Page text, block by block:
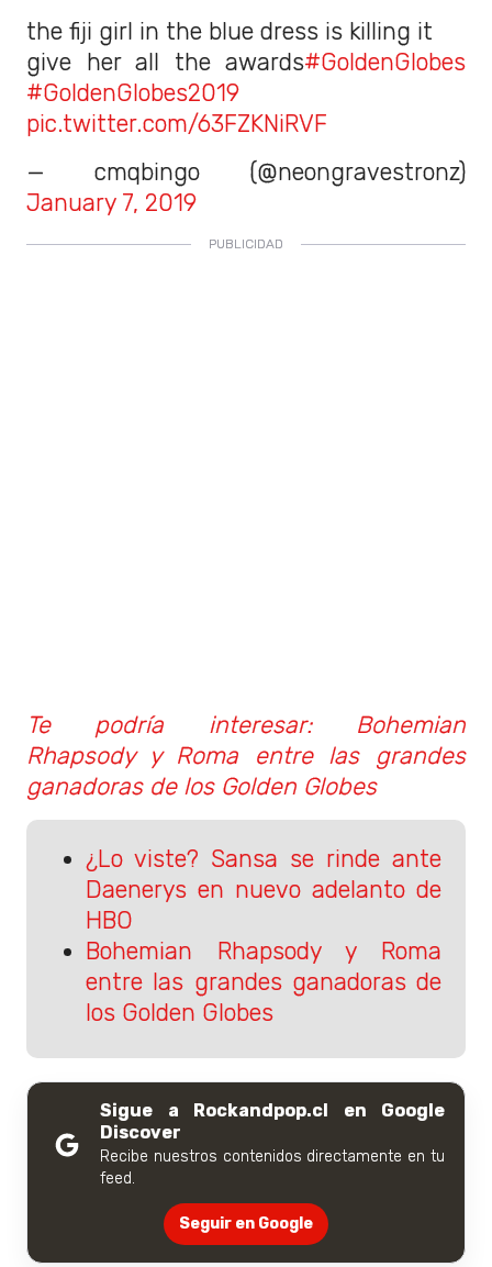
the fiji girl in the blue dress is killing it
give her all the awards#GoldenGlobes
#GoldenGlobes2019
pic.twitter.com/63FZKNiRVF
— cmqbingo (@neongravestronz)
January 7, 2019
Te podría interesar: Bohemian
Rhapsody y Roma entre las grandes
ganadoras de los Golden Globes
¿Lo viste? Sansa se rinde ante
Daenerys en nuevo adelanto de
HBO
Bohemian Rhapsody y Roma
entre las grandes ganadoras de
los Golden Globes
Sigue a Rockandpop.cl en Google
Discover
Recibe nuestros contenidos directamente en tu
feed.
Seguir en Google